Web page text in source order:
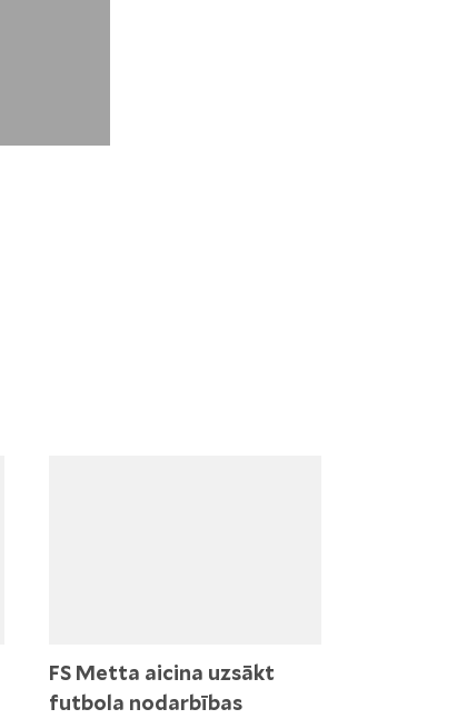
FS Metta aicina uzsākt
futbola nodarbības